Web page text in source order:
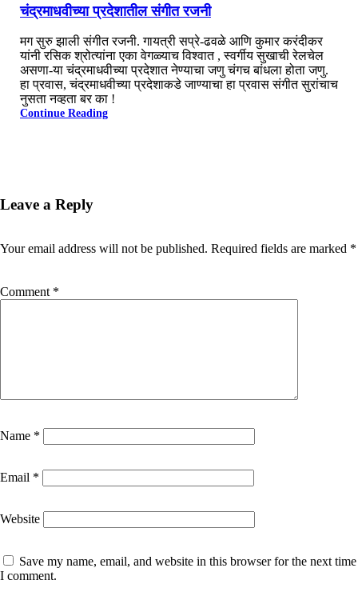
चंद्रमाधवीच्या प्रदेशातील संगीत रजनी
मग सुरु झाली संगीत रजनी. गायत्री सप्रे-ढवळे आणि कुमार करंदीकर
यांनी रसिक श्रोत्यांना एका वेगळ्याच विश्वात , स्वर्गीय सुखाची रेलचेल
असणा-या चंद्रमाधवीच्या प्रदेशात नेण्याचा जणु चंगच बांधला होता जणु.
हा प्रवास, चंद्रमाधवीच्या प्रदेशाकडे जाण्याचा हा प्रवास संगीत सुरांचाच
नुसता नव्हता बर का !
Continue Reading
Leave a Reply
Your email address will not be published. Required fields are marked *
Comment *
Name *
Email *
Website
Save my name, email, and website in this browser for the next time
I comment.